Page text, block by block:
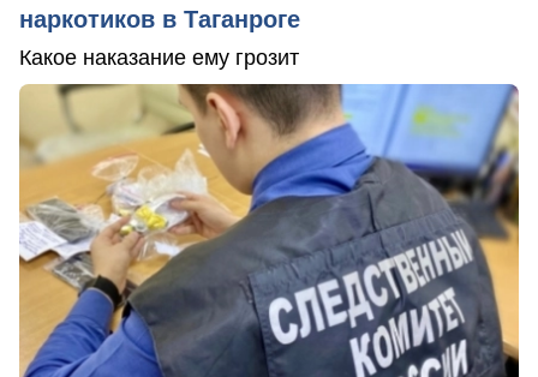
наркотиков в Таганроге
Какое наказание ему грозит